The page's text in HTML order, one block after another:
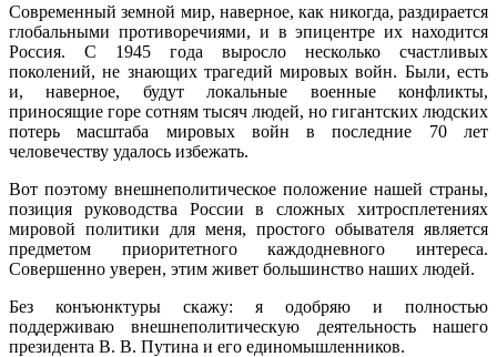
Современный земной мир, наверное, как никогда, раздирается
глобальными противоречиями, и в эпицентре их находится
Россия. С 1945 года выросло несколько счастливых
поколений, не знающих трагедий мировых войн. Были, есть
и, наверное, будут локальные военные конфликты,
приносящие горе сотням тысяч людей, но гигантских людских
потерь масштаба мировых войн в последние 70 лет
человечеству удалось избежать.
Вот поэтому внешнеполитическое положение нашей страны,
позиция руководства России в сложных хитросплетениях
мировой политики для меня, простого обывателя является
предметом приоритетного каждодневного интереса.
Совершенно уверен, этим живет большинство наших людей.
Без конъюнктуры скажу: я одобряю и полностью
поддерживаю внешнеполитическую деятельность нашего
президента В. В. Путина и его единомышленников.